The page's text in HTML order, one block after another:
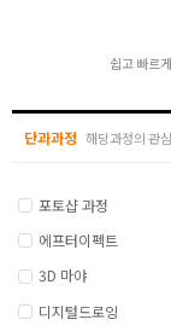
쉽고 빠르
단과과정 해당과정의 관
포토샵 과정
에프터이펙트
3D 마야
디지털드로잉